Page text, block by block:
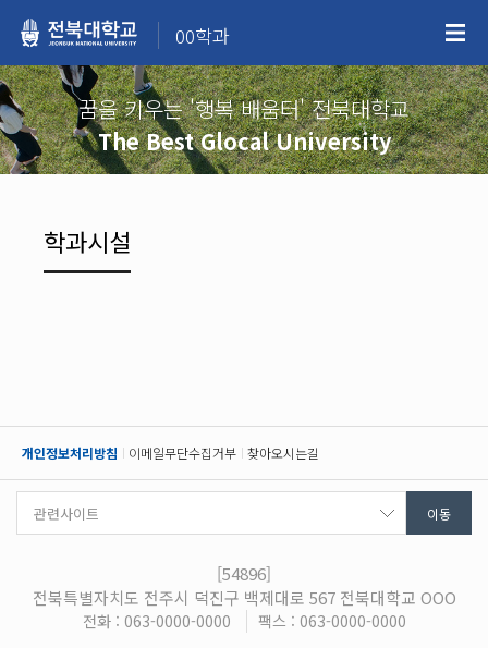
00학과
꿈을 키우는 '행복 배움터' 전북대학교
The Best Glocal University
학과시설
개인정보처리방침 이메일무단수집거부 찾아오시는길
[54896]
전북특별자치도 전주시 덕진구 백제대로 567 전북대학교 OOO
전화 : 063-0000-0000 팩스 : 063-0000-0000